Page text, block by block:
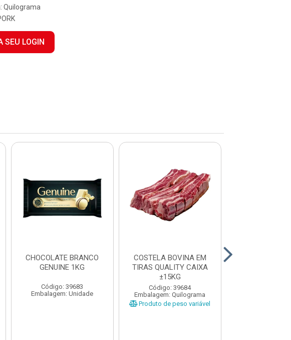
Quilograma
SEU LOGIN
CHOCOLATE BRANCO
GENUINE 1KG
Código: 39683
Embalagem: Unidade
COSTELA BOVINA EM
TIRAS QUALITY CAIXA
±15KG
Código: 39684
Embalagem: Quilograma
Produto de peso variável